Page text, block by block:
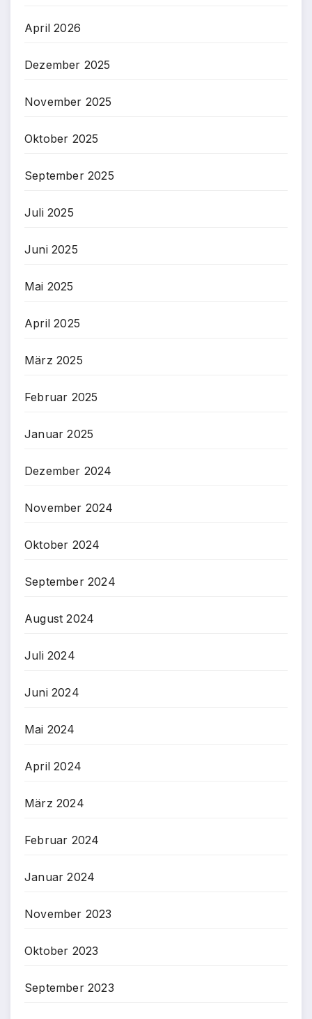
April 2026
Dezember 2025
November 2025
Oktober 2025
September 2025
Juli 2025
Juni 2025
Mai 2025
April 2025
März 2025
Februar 2025
Januar 2025
Dezember 2024
November 2024
Oktober 2024
September 2024
August 2024
Juli 2024
Juni 2024
Mai 2024
April 2024
März 2024
Februar 2024
Januar 2024
November 2023
Oktober 2023
September 2023